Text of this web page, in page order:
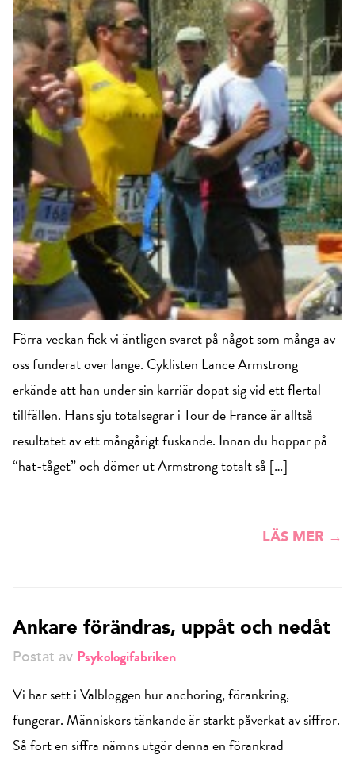
Förra veckan fick vi äntligen svaret på något som många av
oss funderat över länge. Cyklisten Lance Armstrong
erkände att han under sin karriär dopat sig vid ett flertal
tillfällen. Hans sju totalsegrar i Tour de France är alltså
resultatet av ett mångårigt fuskande. Innan du hoppar på
“hat-tåget” och dömer ut Armstrong totalt så […]
LÄS MER →
Ankare förändras, uppåt och nedåt
Postat av Psykologifabriken
Vi har sett i Valbloggen hur anchoring, förankring,
fungerar. Människors tänkande är starkt påverkat av siffror.
Så fort en siffra nämns utgör denna en förankrad